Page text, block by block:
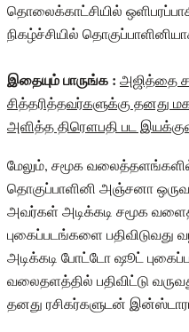
தொலைக்காட்சியில்
நிகழ்ச்சியில்
இதையும் பாருங்க : அஜித்தை
சித்தரித்தவர்களுக்கு தனது
அளித்த திரௌபதி பட
மேலும், சமூக
தொகுப்பாளினி அஞ்சனா
அவர்கள் அடிக்கடி சமூக
புகைப்படங்களை
அடிக்கடி போட்டோ ஷூட்
வலைதளத்தில் பதிவிட்டு
தனது ரசிகர்களுடன்